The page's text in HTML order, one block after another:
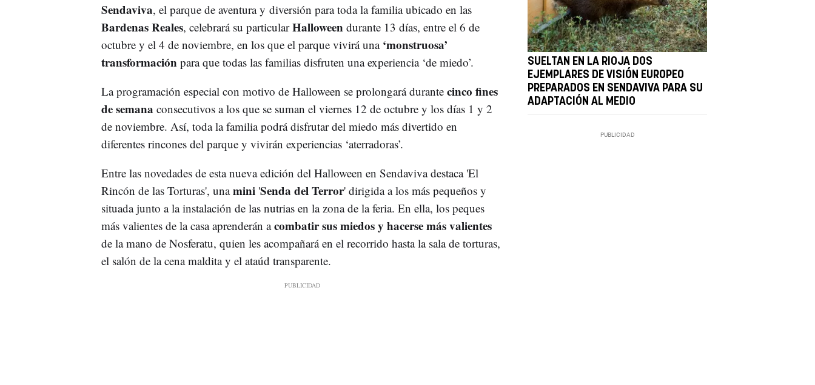
Sendaviva, el parque de aventura y diversión para toda la familia ubicado en las
Bardenas Reales, celebrará su particularHalloween durante 13 días, entre el 6 de
octubre y el 4 de noviembre, en los que el parque vivirá una ‘monstruosa’
transformación para que todas las familias disfruten una experiencia ‘de miedo’.
La programación especial con motivo de Halloween se prolongará durante cinco fines
de semana consecutivos a los que se suman el viernes 12 de octubre y los días 1 y 2
de noviembre. Así, toda la familia podrá disfrutar del miedo más divertido en
diferentes rincones del parque y vivirán experiencias ‘aterradoras’.
Entre las novedades de esta nueva edición del Halloween en Sendaviva destaca 'El
Rincón de las Torturas', unamini 'Senda del Terror' dirigida a los más pequeños y
situada junto a la instalación de las nutrias en la zona de la feria. En ella, los peques
más valientes de la casa aprenderán acombatir sus miedos y hacerse más valientes
de la mano de Nosferatu, quien les acompañará en el recorrido hasta la sala de torturas,
el salón de la cena maldita y el ataúd transparente.
SUELTAN EN LA RIOJA DOS
EJEMPLARES DE VISIÓN EUROPEO
PREPARADOS EN SENDAVIVA PARA SU
ADAPTACIÓN AL MEDIO